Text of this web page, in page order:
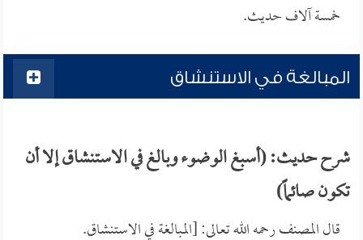
خمسة آلاف حديث.
المبالغة في الاستنشاق
شرح حديث: (أسبغ الوضوء وبالغ في الاستنشاق إلا أن
تكون صائماً)
قال المصنف رحمه الله تعالى: [المبالغة في الاستنشاق.